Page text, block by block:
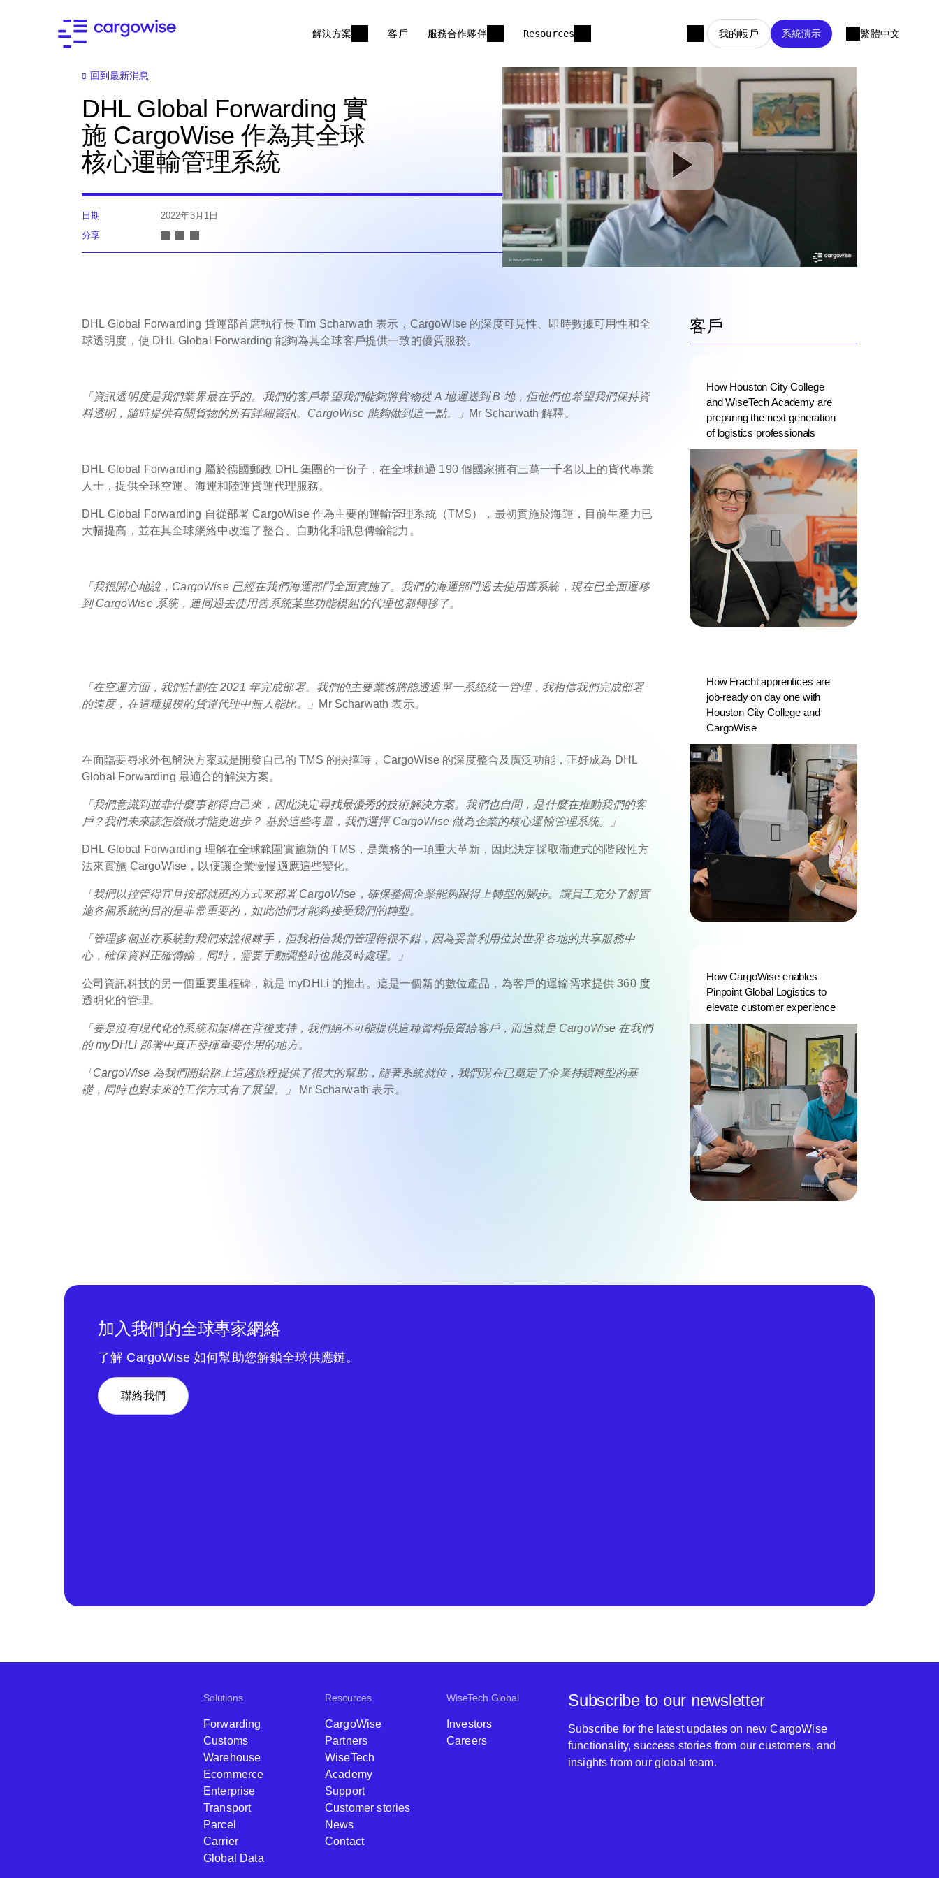
解決方案 客戶 服務合作夥伴 Resources 我的帳戶 系統演示 繁體中文
回到最新消息
DHL Global Forwarding 實
施 CargoWise 作為其全球
核心運輸管理系統
日期
2022年3月1日
分享
DHL Global Forwarding 貨運部首席執行長 Tim Scharwath 表示，CargoWise 的深度可見性、即時數據可用性和全
球透明度，使 DHL Global Forwarding 能夠為其全球客戶提供一致的優質服務。
「資訊透明度是我們業界最在乎的。我們的客戶希望我們能夠將貨物從 A 地運送到 B 地，但他們也希望我們保持資
料透明，隨時提供有關貨物的所有詳細資訊。CargoWise 能夠做到這一點。」 Mr Scharwath 解釋。
DHL Global Forwarding 屬於德國郵政 DHL 集團的一份子，在全球超過 190 個國家擁有三萬一千名以上的貨代專業
人士，提供全球空運、海運和陸運貨運代理服務。
DHL Global Forwarding 自從部署 CargoWise 作為主要的運輸管理系統（TMS），最初實施於海運，目前生產力已
大幅提高，並在其全球網絡中改進了整合、自動化和訊息傳輸能力。
「我很開心地說，CargoWise 已經在我們海運部門全面實施了。 我們的海運部門過去使用舊系統，現在已全面遷移
到 CargoWise 系統，連同過去使用舊系統某些功能模組的代理也都轉移了。
「在空運方面，我們計劃在 2021 年完成部署。我們的主要業務將能透過單一系統統一管理，我相信我們完成部署
的速度，在這種規模的貨運代理中無人能比。」 Mr Scharwath 表示。
在面臨要尋求外包解決方案或是開發自己的 TMS 的抉擇時，CargoWise 的深度整合及廣泛功能，正好成為 DHL
Global Forwarding 最適合的解決方案。
「我們意識到並非什麼事都得自己來，因此決定尋找最優秀的技術解決方案。我們也自問，是什麼在推動我們的客
戶？我們未來該怎麼做才能更進步？ 基於這些考量，我們選擇 CargoWise 做為企業的核心運輸管理系統。」
DHL Global Forwarding 理解在全球範圍實施新的 TMS，是業務的一項重大革新，因此決定採取漸進式的階段性方
法來實施 CargoWise，以便讓企業慢慢適應這些變化。
「我們以控管得宜且按部就班的方式來部署 CargoWise，確保整個企業能夠跟得上轉型的腳步。讓員工充分了解實
施各個系統的目的是非常重要的，如此他們才能夠接受我們的轉型。
「管理多個並存系統對我們來說很棘手，但我相信我們管理得很不錯，因為妥善利用位於世界各地的共享服務中
心，確保資料正確傳輸，同時，需要手動調整時也能及時處理。」
公司資訊科技的另一個重要里程碑，就是 myDHLi 的推出。這是一個新的數位產品，為客戶的運輸需求提供 360 度
透明化的管理。
「要是沒有現代化的系統和架構在背後支持，我們絕不可能提供這種資料品質給客戶，而這就是 CargoWise 在我們
的 myDHLi 部署中真正發揮重要作用的地方。
「CargoWise 為我們開始踏上這趟旅程提供了很大的幫助，隨著系統就位，我們現在已奠定了企業持續轉型的基
礎，同時也對未來的工作方式有了展望。」
Mr Scharwath 表示。
客戶
How Houston City College
and WiseTech Academy are
preparing the next generation
of logistics professionals
How Fracht apprentices are
job-ready on day one with
Houston City College and
CargoWise
How CargoWise enables
Pinpoint Global Logistics to
elevate customer experience
加入我們的全球專家網絡
了解 CargoWise 如何幫助您解鎖全球供應鏈。
聯絡我們
Solutions
Forwarding
Customs
Warehouse
Ecommerce
Enterprise
Transport
Parcel
Carrier
Global Data
Resources
CargoWise
Partners
WiseTech
Academy
Support
Customer stories
News
Contact
WiseTech Global
Investors
Careers
Subscribe to our newsletter
Subscribe for the latest updates on new CargoWise
functionality, success stories from our customers, and
insights from our global team.